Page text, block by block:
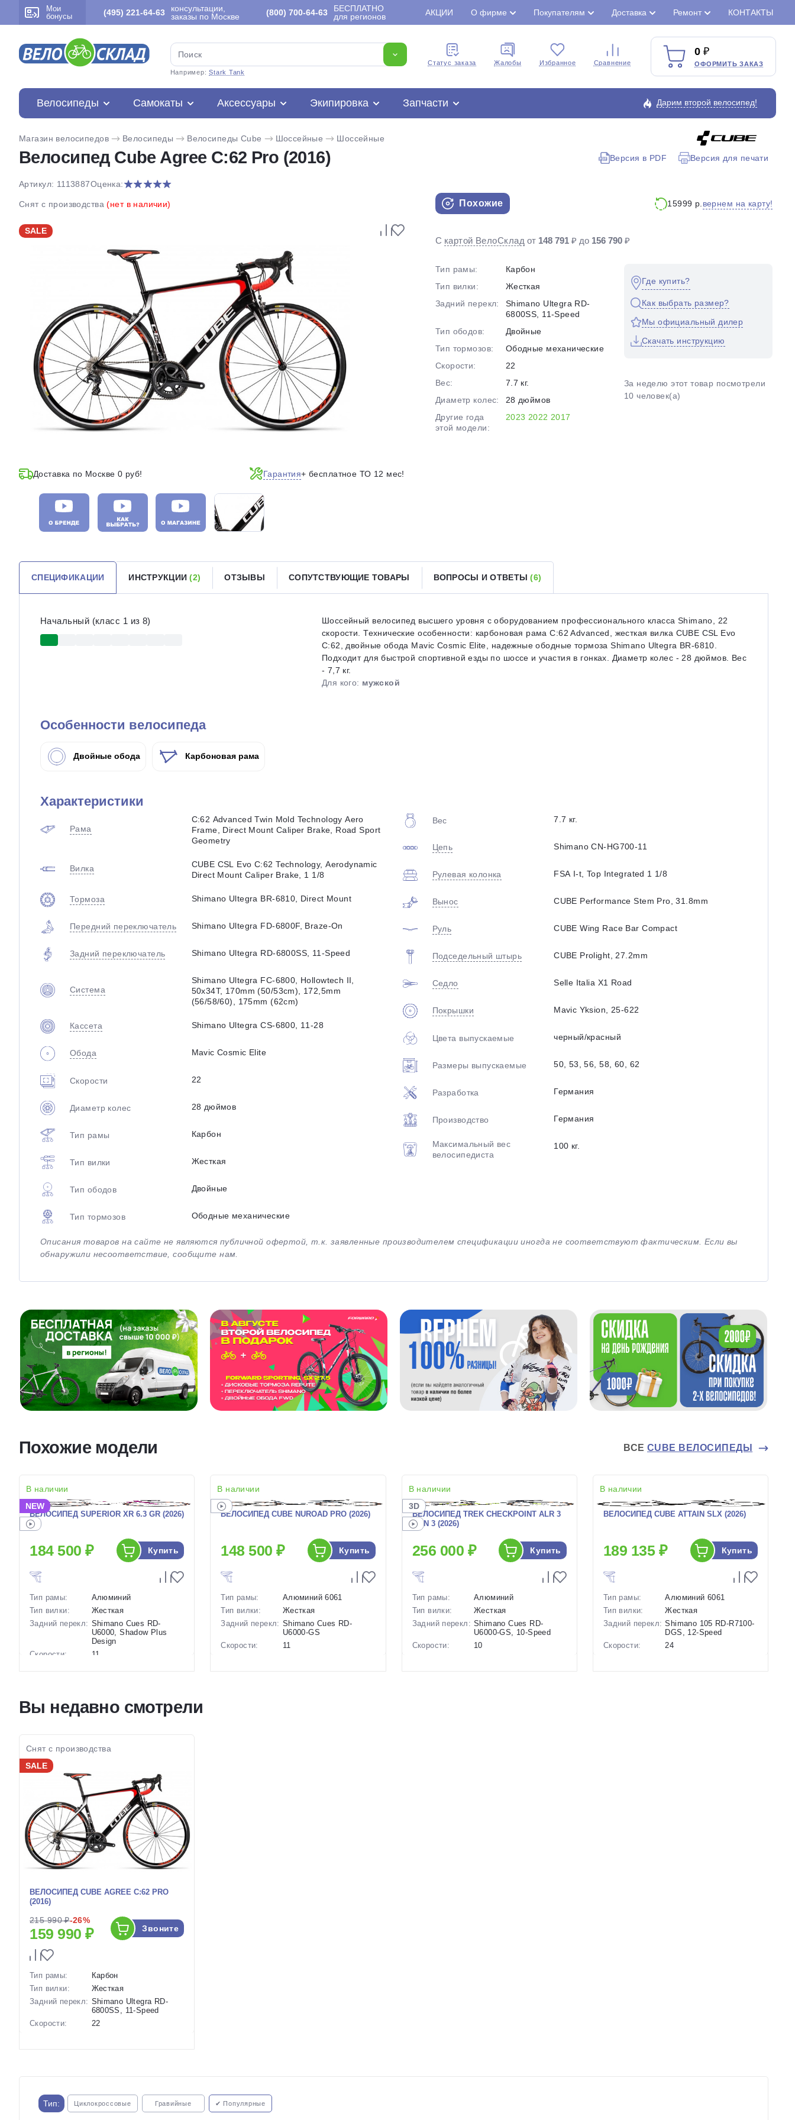
Мои
бонусы
(495) 221-64-63
консультации,
заказы по Москве
(800) 700-64-63
БЕСПЛАТНО
для регионов
АКЦИИ О фирме Покупателям Доставка Ремонт КОНТАКТЫ
Например:Stark Tank
Cтатус заказа Жалобы Избранное Сравнение
0
ОФОРМИТЬ ЗАКАЗ
Велосипеды Самокаты Аксессуары Экипировка Запчасти Дарим второй велосипед!
Магазин велосипедов Велосипеды Велосипеды Cube Шоссейные Шоссейные
Велосипед Cube Agree C:62 Pro (2016) Версия в PDF Версия для печати
Артикул: 1113887Оценка:
Снят с производства(нет в наличии)
SALE
Доставка по Москве 0 руб! Гарантия+ бесплатное ТО 12 мес!
Похожие 15999 р. вернем на карту!
С картой ВелоСклад от 148 791 ₽ до 156 790 ₽
Тип рамы:
Карбон
Тип вилки:
Жесткая
Задний перекл:
Shimano Ultegra RD-
6800SS, 11-Speed
Тип ободов:
Двойные
Тип тормозов:
Ободные механические
Скорости:
22
Вес:
7.7 кг.
Диаметр колес:
28 дюймов
Другие года
этой модели:
2023 2022 2017
Где купить?
Как выбрать размер?
Мы официальный дилер
Скачать инструкцию
За неделю этот товар посмотрели
10 человек(а)
СПЕЦИФИКАЦИИ ИНСТРУКЦИИ(2) ОТЗЫВЫ СОПУТСТВУЮЩИЕ ТОВАРЫ ВОПРОСЫ И ОТВЕТЫ(6)
Начальный (класс 1 из 8)
Шоссейный велосипед высшего уровня с оборудованием профессионального класса Shimano, 22
скорости. Технические особенности: карбоновая рама C:62 Advanced, жесткая вилка CUBE CSL Evo
C:62, двойные обода Mavic Cosmic Elite, надежные ободные тормоза Shimano Ultegra BR-6810.
Подходит для быстрой спортивной езды по шоссе и участия в гонках. Диаметр колес - 28 дюймов. Вес
- 7,7 кг.
Для кого: мужской
Особенности велосипеда
Двойные обода Карбоновая рама
Характеристики
Рама
C:62 Advanced Twin Mold Technology Aero
Frame, Direct Mount Caliper Brake, Road Sport
Geometry
Вилка
CUBE CSL Evo C:62 Technology, Aerodynamic
Direct Mount Caliper Brake, 1 1/8
Тормоза Shimano Ultegra BR-6810, Direct Mount
Передний переключатель Shimano Ultegra FD-6800F, Braze-On
Задний переключатель Shimano Ultegra RD-6800SS, 11-Speed
Система
Shimano Ultegra FC-6800, Hollowtech II,
50x34T, 170mm (50/53cm), 172,5mm
(56/58/60), 175mm (62cm)
Кассета Shimano Ultegra CS-6800, 11-28
Обода Mavic Cosmic Elite
Скорости 22
Диаметр колес 28 дюймов
Тип рамы Карбон
Тип вилки Жесткая
Тип ободов Двойные
Тип тормозов Ободные механические
Вес 7.7 кг.
Цепь Shimano CN-HG700-11
Рулевая колонка FSA I-t, Top Integrated 1 1/8
Вынос CUBE Performance Stem Pro, 31.8mm
Руль CUBE Wing Race Bar Compact
Подседельный штырь CUBE Prolight, 27.2mm
Седло Selle Italia X1 Road
Покрышки Mavic Yksion, 25-622
Цвета выпускаемые черный/красный
Размеры выпускаемые 50, 53, 56, 58, 60, 62
Разработка Германия
Производство Германия
Максимальный вес
велосипедиста
100 кг.
Описания товаров на сайте не являются публичной офертой, т.к. заявленные производителем спецификации иногда не соответствуют фактическим. Если вы
обнаружили несоответствие, сообщите нам.
Похожие модели ВСЕCUBE ВЕЛОСИПЕДЫ
В наличии
NEW
ВЕЛОСИПЕД SUPERIOR XR 6.3 GR (2026)
184 500 ₽ Купить
Тип рамы:
Алюминий
Тип вилки:
Жесткая
Задний перекл: Shimano Cues RD-
U6000, Shadow Plus
Design
Скорости:
11
Диаметр
колес:
28 дюймов
Артикул: 1130213
В наличии
ВЕЛОСИПЕД CUBE NUROAD PRO (2026)
148 500 ₽ Купить
Тип рамы:
Алюминий 6061
Тип вилки:
Жесткая
Задний перекл: Shimano Cues RD-
U6000-GS
Скорости:
11
В наличии
3D
ВЕЛОСИПЕД TREK CHECKPOINT ALR 3
GEN 3 (2026)
256 000 ₽ Купить
Тип рамы:
Алюминий
Тип вилки:
Жесткая
Задний перекл: Shimano Cues RD-
U6000-GS, 10-Speed
Скорости:
10
В наличии
ВЕЛОСИПЕД CUBE ATTAIN SLX (2026)
189 135 ₽ Купить
Тип рамы:
Алюминий 6061
Тип вилки:
Жесткая
Задний перекл: Shimano 105 RD-R7100-
DGS, 12-Speed
Скорости:
24
Вы недавно смотрели
Снят с производства
SALE
ВЕЛОСИПЕД CUBE AGREE C:62 PRO
(2016)
215 990 ₽-26%
159 990 ₽ Звоните
Тип рамы:
Карбон
Тип вилки:
Жесткая
Задний перекл: Shimano Ultegra RD-
6800SS, 11-Speed
Скорости:
22
Тип: Циклокроссовые Гравийные ✔ Популярные
Разбейте
на части
без переплат
График платежей
Сегодня
25%
Оставшиеся75% будутсписываться
Подробнееоб оплате Плайтом
раз в 2 недели